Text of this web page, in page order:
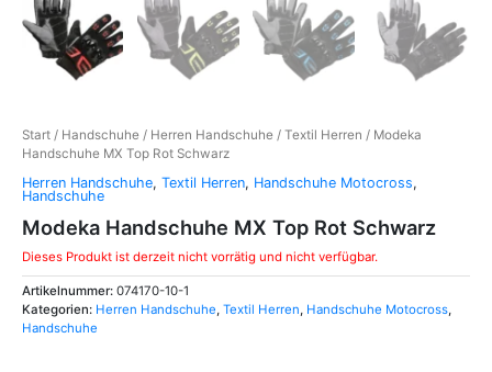
Start / Handschuhe / Herren Handschuhe / Textil Herren / Modeka
Handschuhe MX Top Rot Schwarz
Herren Handschuhe, Textil Herren, Handschuhe Motocross,
Handschuhe
Modeka Handschuhe MX Top Rot Schwarz
Dieses Produkt ist derzeit nicht vorrätig und nicht verfügbar.
Artikelnummer: 074170-10-1
Kategorien: Herren Handschuhe, Textil Herren, Handschuhe Motocross,
Handschuhe